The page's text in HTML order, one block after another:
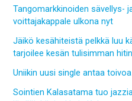
Tangomarkkinoiden sävellys-
voittajakappale ulkona nyt
Jäikö kesähiteistä pelkkä luu
tarjoilee kesän tulisimman hitin
Uniikin uusi single antaa
Sointien Kalasatama tuo